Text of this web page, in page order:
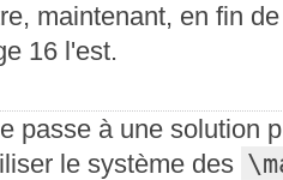
maintenant, en fin
16 l'est.
passe à une solution
le système des